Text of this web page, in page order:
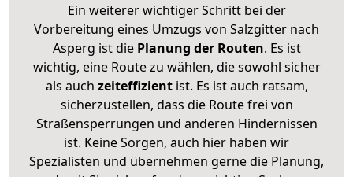
Ein weiterer wichtiger Schritt bei der
Vorbereitung eines Umzugs von Salzgitter nach
Asperg ist diePlanung der Routen. Es ist
wichtig, eine Route zu wählen, die sowohl sicher
als auch zeiteffizientist. Es ist auch ratsam,
sicherzustellen, dass die Route frei von
Straßensperrungen und anderen Hindernissen
ist. Keine Sorgen, auch hier haben wir
Spezialisten und übernehmen gerne die Planung,